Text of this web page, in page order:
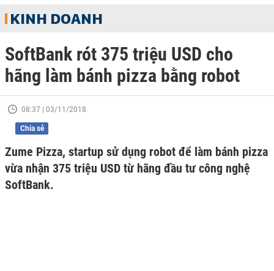
KINH DOANH
SoftBank rót 375 triệu USD cho
hãng làm bánh pizza bằng robot
08:37 | 03/11/2018
Chia sẻ
Zume Pizza, startup sử dụng robot để làm bánh pizza
vừa nhận 375 triệu USD từ hãng đầu tư công nghệ
SoftBank.